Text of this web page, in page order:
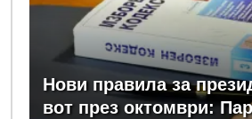
Нови правила за
вот през октомври: